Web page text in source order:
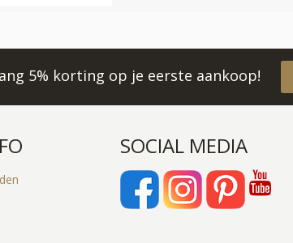
5% korting op je eerste aankoop!
SOCIAL MEDIA